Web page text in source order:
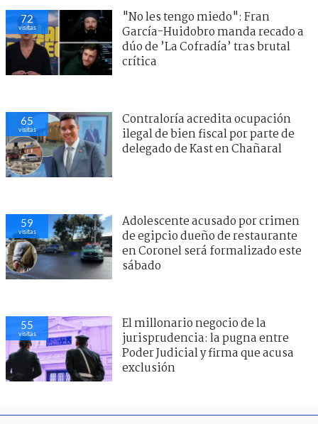
72
visitas
"No les tengo miedo": Fran
García-Huidobro manda recado a
dúo de ’La Cofradía’ tras brutal
crítica
65
visitas
Contraloría acredita ocupación
ilegal de bien fiscal por parte de
delegado de Kast en Chañaral
59
visitas
Adolescente acusado por crimen
de egipcio dueño de restaurante
en Coronel será formalizado este
sábado
55
visitas
El millonario negocio de la
jurisprudencia: la pugna entre
Poder Judicial y firma que acusa
exclusión